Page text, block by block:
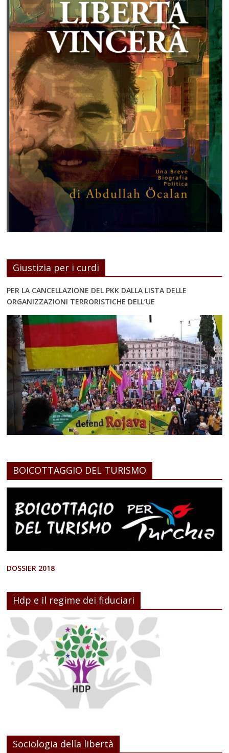
Giustizia per i curdi
PER LA CANCELLAZIONE DEL PKK DALLA LISTA DELLE
ORGANIZZAZIONI TERRORISTICHE DELL’UE
BOICOTTAGGIO DEL TURISMO
DOSSIER 2018
Hdp e il regime dei fiduciari
Sociologia della libertà